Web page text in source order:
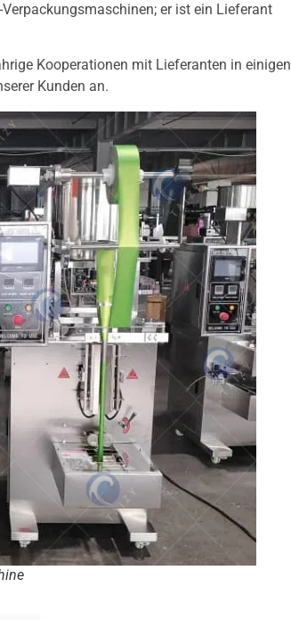
er ist ein Lieferant
Kooperationen mit Lieferanten in einigen
Kunden an.